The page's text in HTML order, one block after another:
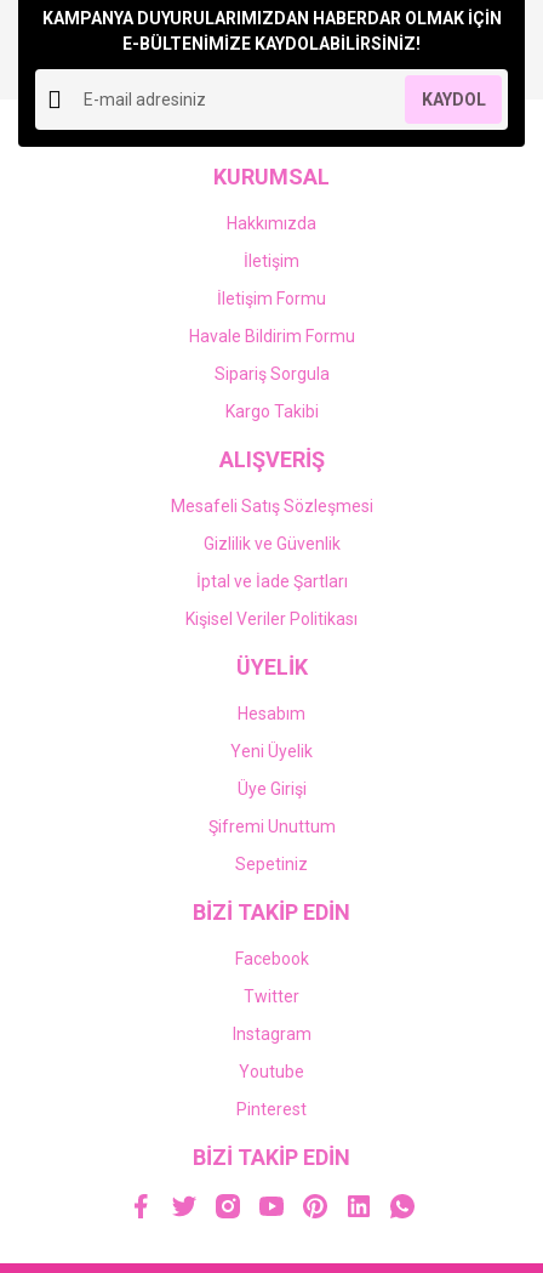
Yorum Yaz
KAMPANYA DUYURULARIMIZDAN HABERDAR OLMAK İÇİN
E-BÜLTENİMİZE KAYDOLABİLİRSİNİZ!
KAYDOL
KURUMSAL
Hakkımızda
İletişim
İletişim Formu
Havale Bildirim Formu
Sipariş Sorgula
Kargo Takibi
ALIŞVERİŞ
Mesafeli Satış Sözleşmesi
Gizlilik ve Güvenlik
İptal ve İade Şartları
Kişisel Veriler Politikası
ÜYELİK
Hesabım
Yeni Üyelik
Üye Girişi
Şifremi Unuttum
Sepetiniz
BİZİ TAKİP EDİN
Facebook
Twitter
Instagram
Youtube
Pinterest
BİZİ TAKİP EDİN